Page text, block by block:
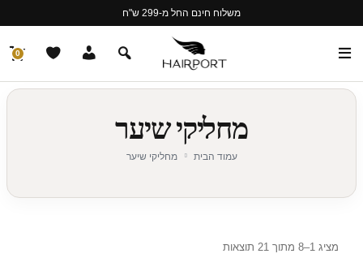
משלוח חינם החל מ-299 ש"ח
0
מחליקי שיער
עמוד הבית מחליקי שיער
מציג 1–8 מתוך 21 תוצאות